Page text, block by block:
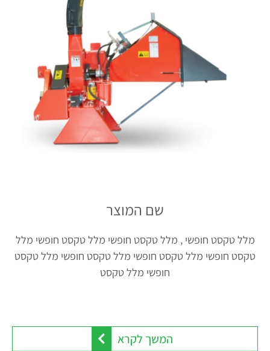
שם המוצר
מלל טקסט חופשי , מלל טקסט חופשי מלל טקסט חופשי מלל
טקסט חופשי מלל טקסט חופשי מלל טקסט חופשי מלל טקסט
חופשי מלל טקסט
המשך לקרא